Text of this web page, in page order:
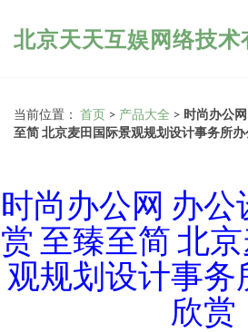
北京天天互娱网络技术
当前位置： 首页 > 产品大全 > 时尚办公
至简 北京麦田国际景观规划设计事务所
时尚办公网 办公
赏 至臻至简 北
观规划设计事务
欣赏